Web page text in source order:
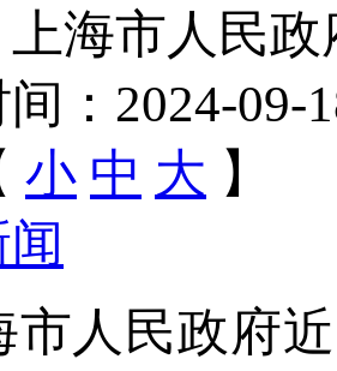
海市人民政
：2024-09-
小 中 大 】
民政府近